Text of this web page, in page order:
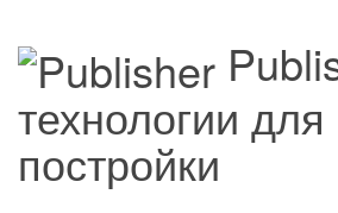
технологии для
постройки